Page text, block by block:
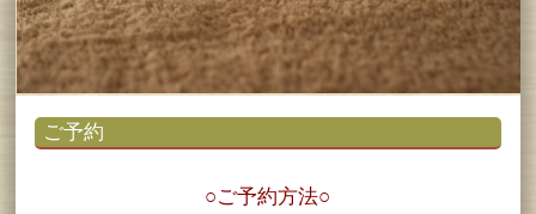
ご予約
○ご予約方法○